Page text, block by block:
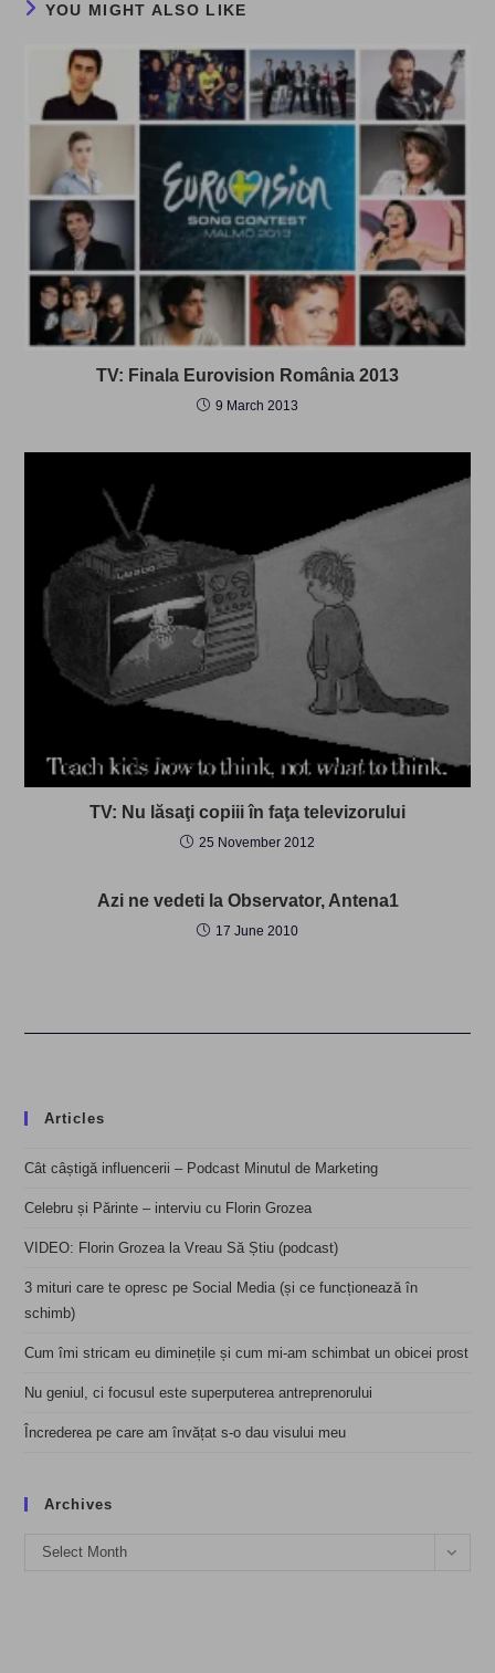
YOU MIGHT ALSO LIKE
TV: Finala Eurovision România 2013
9 March 2013
TV: Nu lăsaţi copiii în faţa televizorului
25 November 2012
Azi ne vedeti la Observator, Antena1
17 June 2010
Articles
Cât câștigă influencerii – Podcast Minutul de Marketing
Celebru și Părinte – interviu cu Florin Grozea
VIDEO: Florin Grozea la Vreau Să Știu (podcast)
3 mituri care te opresc pe Social Media (și ce funcționează în
schimb)
Cum îmi stricam eu diminețile și cum mi-am schimbat un obicei prost
Nu geniul, ci focusul este superputerea antreprenorului
Încrederea pe care am învățat s-o dau visului meu
Archives
Archives
Select Month